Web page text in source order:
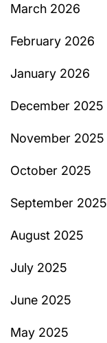
March 2026
February 2026
January 2026
December 2025
November 2025
October 2025
September 2025
August 2025
July 2025
June 2025
May 2025